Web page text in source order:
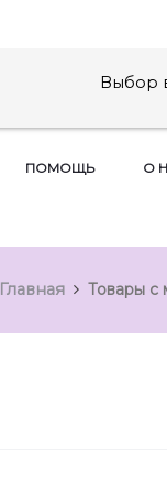
Выбор
ПОМОЩЬ О
Главная Товары с